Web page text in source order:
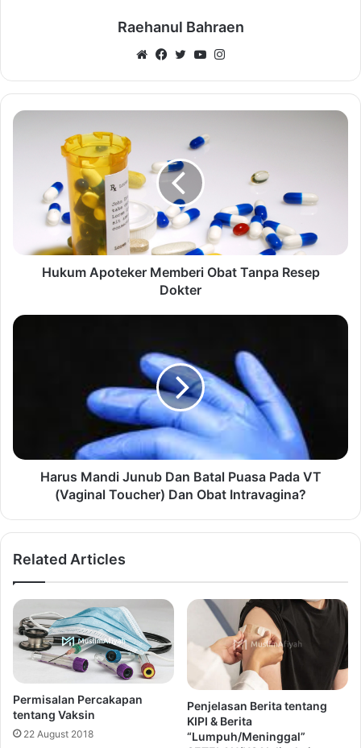
Raehanul Bahraen
WebsiteFacebook
TwitterYouTube
Hukum Apoteker Memberi Obat Tanpa Resep
Dokter
Harus Mandi Junub Dan Batal Puasa Pada VT
(Vaginal Toucher) Dan Obat Intravagina?
Related Articles
Permisalan Percakapan
tentang Vaksin
22 August 2018
Penjelasan Berita tentang
KIPI & Berita
“Lumpuh/Meninggal”